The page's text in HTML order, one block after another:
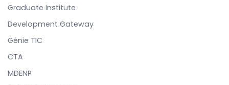
Graduate Institute
Development Gateway
Génie TIC
CTA
MDENP